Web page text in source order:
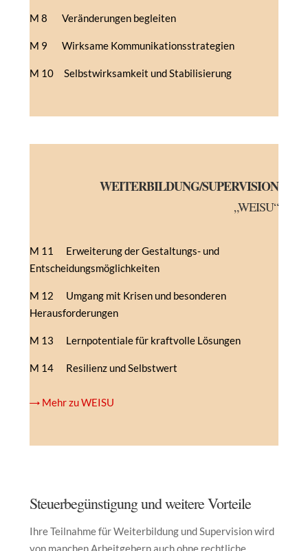
M 8 Veränderungen begleiten
M 9 Wirksame Kommunikationsstrategien
M 10 Selbstwirksamkeit und Stabilisierung
WEITERBILDUNG/SUPERVISION
„WEISU“
M 11 Erweiterung der Gestaltungs- und
Entscheidungsmöglichkeiten
M 12 Umgang mit Krisen und besonderen
Herausforderungen
M 13 Lernpotentiale für kraftvolle Lösungen
M 14 Resilienz und Selbstwert
→ Mehr zu WEISU
Steuerbegünstigung und weitere Vorteile
Ihre Teilnahme für Weiterbildung und Supervision wird
von manchen Arbeitgebern auch ohne rechtliche